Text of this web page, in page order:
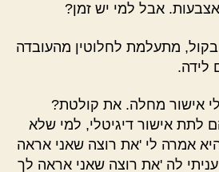
אבל למי יש זמן?
מתעלמת לחלוטין מהעובדה
לידה.
אישור מחלה. את קולטת?
לתת אישור דיגיטלי, למי שלא
אמרה לי 'את רוצה שאני אראה
לה 'את רוצה שאני אראה לך